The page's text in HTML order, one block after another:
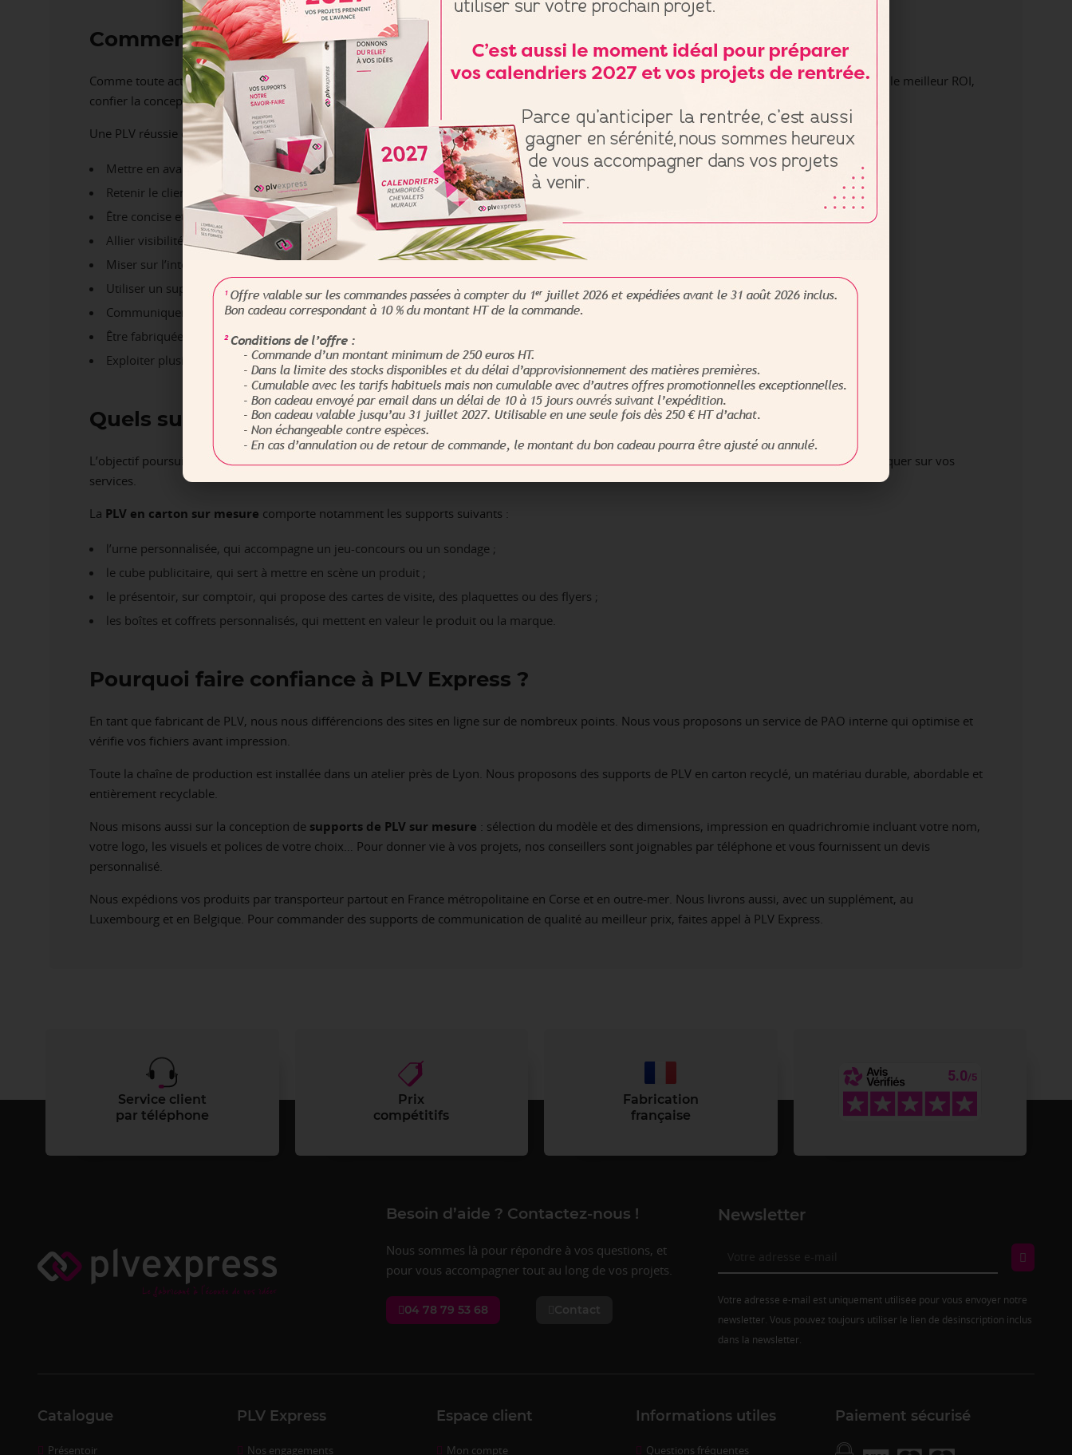
Comment exploiter les atouts de la publicité sur le lieu de vente ?
Comme toute action marketing, la PLV doit diffuser le bon message, être visible et lisible, offrir un impact visuel maximal et durable. Pour obtenir le meilleur ROI,
confier la conception de votrePLV personnalisée à un professionnel constitue la meilleure stratégie.
Une PLV réussie doit respecter certains critères :
Mettre en avant le produit ou service et présenter ses atouts ;
Retenir le client et l’inciter à acheter ;
Être concise et attractive ;
Allier visibilité et personnalisation ;
Miser sur l’interactivité ;
Utiliser un support adapté au message ;
Communiquer instantanément l’information essentielle ;
Être fabriquée dans un matériau robuste et durable ;
Exploiter plusieurs supports pour accompagner l’expérience d’achat.
Quels supports dePLV personnalisablechoisir ?
L’objectif poursuivi oriente le choix du format de PLV. Affiche, urne en carton : le choix est vaste pour mettre votre marque en valeur et communiquer sur vos
services.
La PLV en carton sur mesure comporte notamment les supports suivants :
l’urne personnalisée, qui accompagne un jeu-concours ou un sondage ;
le cube publicitaire, qui sert à mettre en scène un produit ;
le présentoir, sur comptoir, qui propose des cartes de visite, des plaquettes ou des flyers ;
les boîtes et coffrets personnalisés, qui mettent en valeur le produit ou la marque.
Pourquoi faire confiance à PLV Express ?
En tant que fabricant de PLV, nous nous différencions des sites en ligne sur de nombreux points. Nous vous proposons un service de PAO interne qui optimise et
vérifie vos fichiers avant impression.
Toute la chaîne de production est installée dans un atelier près de Lyon. Nous proposons des supports de PLV en carton recyclé, un matériau durable, abordable et
entièrement recyclable.
Nous misons aussi sur la conception de supports de PLV sur mesure : sélection du modèle et des dimensions, impression en quadrichromie incluant votre nom,
votre logo, les visuels et polices de votre choix… Pour donner vie à vos projets, nos conseillers sont joignables par téléphone et vous fournissent un devis
personnalisé.
Nous expédions vos produits par transporteur partout en France métropolitaine en Corse et en outre-mer. Nous livrons aussi, avec un supplément, au
Luxembourg et en Belgique. Pour commander des supports de communication de qualité au meilleur prix, faites appel à PLV Express.
Service client
par téléphone
Prix
compétitifs
Fabrication
française
Besoin d’aide ? Contactez-nous !
Nous sommes là pour répondre à vos questions, et
pour vous accompagner tout au long de vos projets.
04 78 79 53 68 Contact
Newsletter
Votre adresse e-mail est uniquement utilisée pour vous envoyer notre
newsletter. Vous pouvez toujours utiliser le lien de désinscription inclus
dans la newsletter.
Catalogue
Présentoir
PLV Express
Nos engagements
Espace client
Mon compte
Informations utiles
Questions fréquentes
Paiement sécurisé